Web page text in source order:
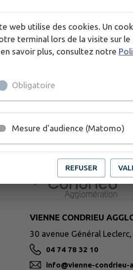
VIENNE CONDRIEU
30 avenue Général
04 74 78 32 10
info@vienne-
web utilise des cookies. Un
terminal lors de la visite sur le
savoir plus, consultez notre
Obligatoire
Mesure d'audience (Matomo)
REFUSER